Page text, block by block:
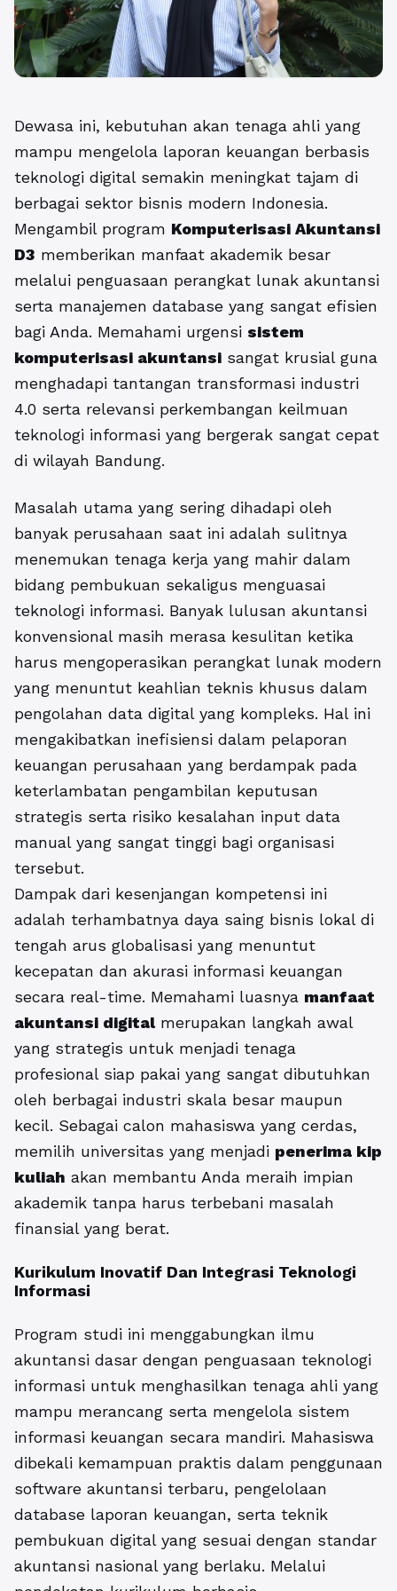
Dewasa ini, kebutuhan akan tenaga ahli yang
mampu mengelola laporan keuangan berbasis
teknologi digital semakin meningkat tajam di
berbagai sektor bisnis modern Indonesia.
Mengambil program Komputerisasi Akuntansi
D3 memberikan manfaat akademik besar
melalui penguasaan perangkat lunak akuntansi
serta manajemen database yang sangat efisien
bagi Anda. Memahami urgensi sistem
komputerisasi akuntansi sangat krusial guna
menghadapi tantangan transformasi industri
4.0 serta relevansi perkembangan keilmuan
teknologi informasi yang bergerak sangat cepat
di wilayah Bandung.
Masalah utama yang sering dihadapi oleh
banyak perusahaan saat ini adalah sulitnya
menemukan tenaga kerja yang mahir dalam
bidang pembukuan sekaligus menguasai
teknologi informasi. Banyak lulusan akuntansi
konvensional masih merasa kesulitan ketika
harus mengoperasikan perangkat lunak modern
yang menuntut keahlian teknis khusus dalam
pengolahan data digital yang kompleks. Hal ini
mengakibatkan inefisiensi dalam pelaporan
keuangan perusahaan yang berdampak pada
keterlambatan pengambilan keputusan
strategis serta risiko kesalahan input data
manual yang sangat tinggi bagi organisasi
tersebut.
Dampak dari kesenjangan kompetensi ini
adalah terhambatnya daya saing bisnis lokal di
tengah arus globalisasi yang menuntut
kecepatan dan akurasi informasi keuangan
secara real-time. Memahami luasnya manfaat
akuntansi digitalmerupakan langkah awal
yang strategis untuk menjadi tenaga
profesional siap pakai yang sangat dibutuhkan
oleh berbagai industri skala besar maupun
kecil. Sebagai calon mahasiswa yang cerdas,
memilih universitas yang menjadi penerima kip
kuliah akan membantu Anda meraih impian
akademik tanpa harus terbebani masalah
finansial yang berat.
Kurikulum Inovatif Dan Integrasi Teknologi
Informasi
Program studi ini menggabungkan ilmu
akuntansi dasar dengan penguasaan teknologi
informasi untuk menghasilkan tenaga ahli yang
mampu merancang serta mengelola sistem
informasi keuangan secara mandiri. Mahasiswa
dibekali kemampuan praktis dalam penggunaan
software akuntansi terbaru, pengelolaan
database laporan keuangan, serta teknik
pembukuan digital yang sesuai dengan standar
akuntansi nasional yang berlaku. Melalui